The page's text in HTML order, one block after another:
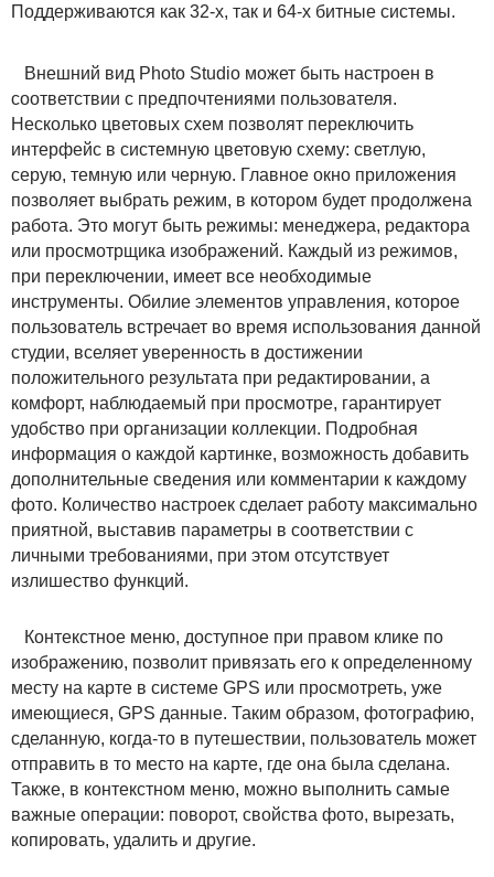
Поддерживаются как 32-х, так и 64-х битные системы.
Внешний вид Photo Studio может быть настроен в
соответствии с предпочтениями пользователя.
Несколько цветовых схем позволят переключить
интерфейс в системную цветовую схему: светлую,
серую, темную или черную. Главное окно приложения
позволяет выбрать режим, в котором будет продолжена
работа. Это могут быть режимы: менеджера, редактора
или просмотрщика изображений. Каждый из режимов,
при переключении, имеет все необходимые
инструменты. Обилие элементов управления, которое
пользователь встречает во время использования данной
студии, вселяет уверенность в достижении
положительного результата при редактировании, а
комфорт, наблюдаемый при просмотре, гарантирует
удобство при организации коллекции. Подробная
информация о каждой картинке, возможность добавить
дополнительные сведения или комментарии к каждому
фото. Количество настроек сделает работу максимально
приятной, выставив параметры в соответствии с
личными требованиями, при этом отсутствует
излишество функций.
Контекстное меню, доступное при правом клике по
изображению, позволит привязать его к определенному
месту на карте в системе GPS или просмотреть, уже
имеющиеся, GPS данные. Таким образом, фотографию,
сделанную, когда-то в путешествии, пользователь может
отправить в то место на карте, где она была сделана.
Также, в контекстном меню, можно выполнить самые
важные операции: поворот, свойства фото, вырезать,
копировать, удалить и другие.